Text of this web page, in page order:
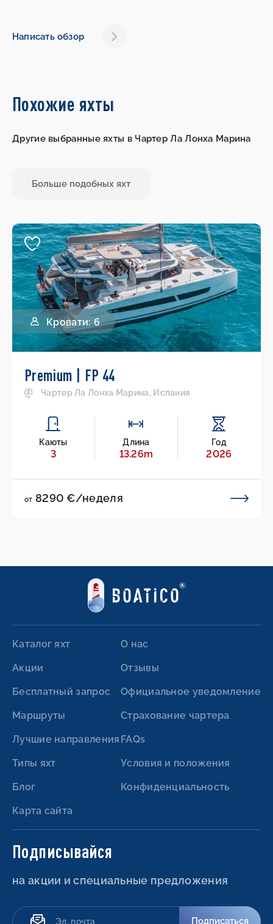
Написать обзор
Похожие яхты
Другие выбранные яхты в Чартер Ла Лонха Марина
Больше подобных яхт
Кровати: 6
Premium | FP 44
Чартер Ла Лонха Марина, Испания
Каюты
3
Длина
13.26m
Год
2026
от 8290 €/неделя
Каталог яхт
Акции
Бесплатный запрос
Маршруты
Лучшие направления
Типы яхт
Блог
Карта сайта
О нас
Отзывы
Официальное уведомление
Страхование чартера
FAQs
Условия и положения
Конфиденциальность
Подписывайся
на акции и специальные предложения
Подписаться